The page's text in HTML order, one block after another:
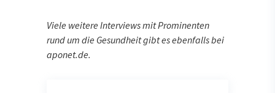
Viele weitere Interviews mit Prominenten
rund um die Gesundheit gibt es ebenfalls bei
aponet.de.